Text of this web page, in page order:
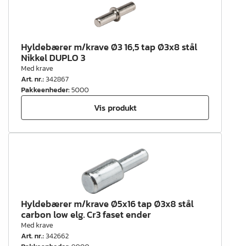
Hyldebærer m/krave Ø3 16,5 tap Ø3x8 stål
Nikkel DUPLO 3
Med krave
Art. nr.:342867
Pakkeenheder:5000
Vis produkt
Hyldebærer m/krave Ø5x16 tap Ø3x8 stål
carbon low elg. Cr3 faset ender
Med krave
Art. nr.:342662